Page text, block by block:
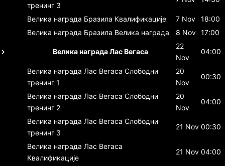
тренинг 3
Велика награда Бразила Квалификације 7 Nov
18:00
Велика награда Бразила Велика награда 8 Nov 17:00
Велика награда Лас Вегаса
22
Nov
04:00
Велика награда Лас Вегаса Слободни
тренинг 1
20
Nov
00:30
Велика награда Лас Вегаса Слободни
тренинг 2
20
Nov
04:00
Велика награда Лас Вегаса Слободни
тренинг 3
21 Nov 00:30
Велика награда Лас Вегаса
Квалификације
21 Nov 04:00